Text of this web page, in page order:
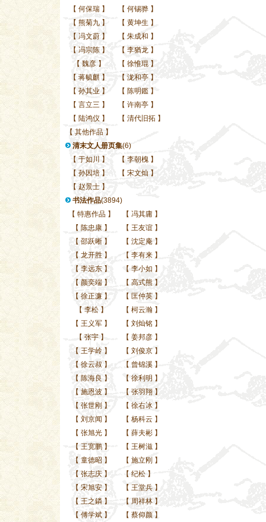
【 何保瑞 】 【 何锡骅 】
【 熊菊九 】 【 黄坤生 】
【 冯文蔚 】 【 朱成和 】
【 冯宗陈 】 【 李猶龙 】
【 魏彦 】 【 徐惟琨 】
【 蒋毓麒 】 【 泷和亭 】
【 孙其业 】 【 陈明鑑 】
【 言立三 】 【 许南亭 】
【 陆鸿仪 】 【 清代旧拓 】
【 其他作品 】
清末文人册页集(6)
【 于如川 】 【 李朝槐 】
【 孙因培 】 【 宋文灿 】
【 赵景士 】
书法作品(3894)
【 特惠作品】 【 冯其庸 】
【 陈忠康】 【 王友谊 】
【 邵跃晰】 【 沈定庵 】
【 龙开胜】 【 李有来 】
【 李远东】 【 李小如 】
【 颜奕端】 【 高式熊 】
【 徐正濂】 【 匡仲英 】
【 李松】 【 柯云瀚 】
【 王义军】 【 刘灿铭 】
【 张宇】 【 姜邦彦 】
【 王学岭】 【 刘俊京 】
【 徐云叔 】 【 曾锦溪 】
【 陈海良 】 【 徐利明 】
【 施恩波】 【 张羽翔 】
【 张世刚 】 【 徐右冰 】
【 刘京闻 】 【 杨科云 】
【 张旭光】 【 薛夫彬 】
【 王宽鹏】 【 王树滋 】
【 童德昭 】 【 施立刚 】
【 张志庆】 【 纪松 】
【 宋旭安】 【 王堂兵 】
【 王之鏻】 【 周祥林 】
【 傅学斌】 【 蔡仰颜 】